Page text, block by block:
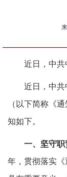
近日，中共
近日，中共
（以下简称《
知如下。
一、坚守职
年，贯彻落实